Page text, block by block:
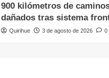
900 kilómetros de
dañados tras sistema
Quirihue 3 de agosto de 2026 0